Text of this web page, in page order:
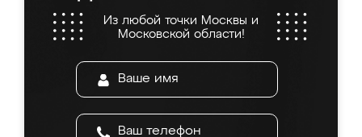
Из любой точки Москвы и
Московской области!